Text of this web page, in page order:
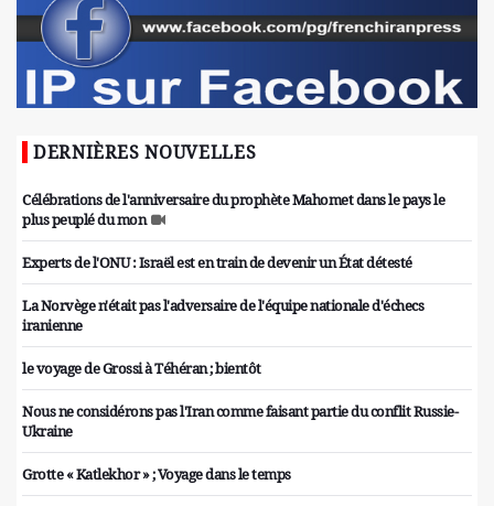
DERNIÈRES NOUVELLES
Célébrations de l'anniversaire du prophète Mahomet dans le pays le
plus peuplé du mon
Experts de l'ONU : Israël est en train de devenir un État détesté
La Norvège n'était pas l'adversaire de l'équipe nationale d'échecs
iranienne
le voyage de Grossi à Téhéran ; bientôt
Nous ne considérons pas l'Iran comme faisant partie du conflit Russie-
Ukraine
Grotte « Katlekhor » ; Voyage dans le temps